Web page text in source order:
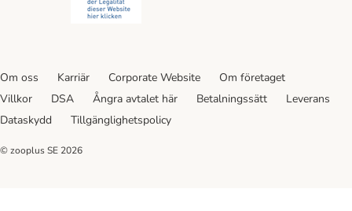
Om oss Karriär Corporate Website
Om företaget
Villkor
DSA Ångra avtalet här Betalningssätt
Leverans
Dataskydd
Tillgänglighetspolicy
© zooplus SE 2026